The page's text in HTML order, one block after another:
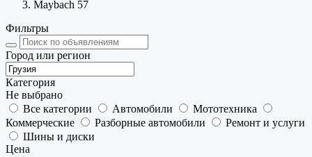
Maybach 57
Фильтры
Город или регион
Категория
Не выбрано
Все категории
Автомобили
Мототехника
Коммерческие
Разборные автомобили
Ремонт и услуги
Шины и диски
Цена